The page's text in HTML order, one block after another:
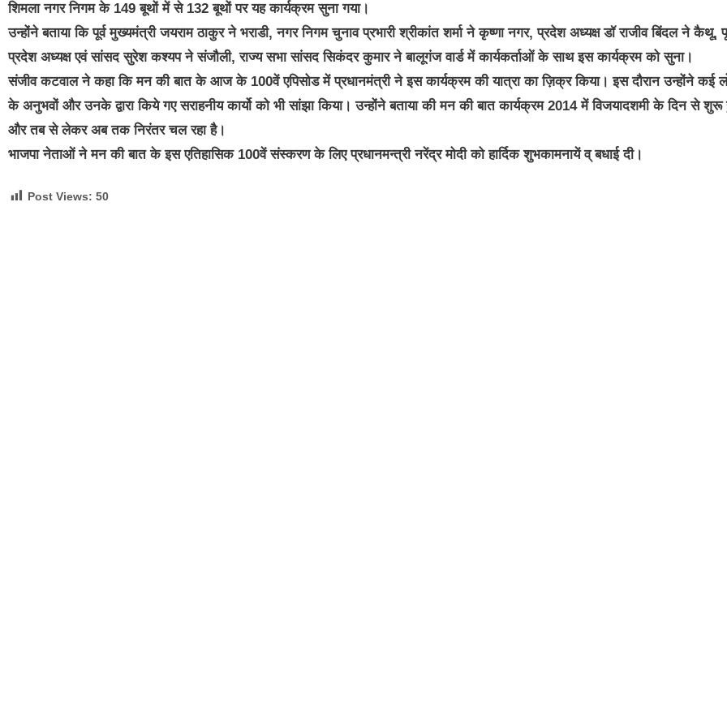
शिमला नगर निगम के 149 बूथों में से 132 बूथों पर यह कार्यक्रम सुना गया।
उन्होंने बताया कि पूर्व मुख्यमंत्री जयराम ठाकुर ने भराडी, नगर निगम चुनाव प्रभारी श्रीकांत शर्मा ने कृष्णा नगर, प्रदेश अध्यक्ष डॉ राजीव बिंदल ने कैथू,
प्रदेश अध्यक्ष एवं सांसद सुरेश कश्यप ने संजौली, राज्य सभा सांसद सिकंदर कुमार ने बालूगंज वार्ड में कार्यकर्ताओं के साथ इस कार्यक्रम को सुना।
संजीव कटवाल ने कहा कि मन की बात के आज के 100वें एपिसोड में प्रधानमंत्री ने इस कार्यक्रम की यात्रा का ज़िक्र किया। इस दौरान उन्होंने कई
के अनुभवों और उनके द्वारा किये गए सराहनीय कार्यो को भी सांझा किया। उन्होंने बताया की मन की बात कार्यक्रम 2014 में विजयादशमी के दिन से
और तब से लेकर अब तक निरंतर चल रहा है।
भाजपा नेताओं ने मन की बात के इस एतिहासिक 100वें संस्करण के लिए प्रधानमन्त्री नरेंद्र मोदी को हार्दिक शुभकामनायें व् बधाई दी।
Post Views: 50